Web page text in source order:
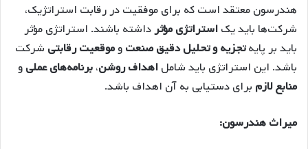
هندرسون معتقد است که برای موفقیت در رقابت استراتژیک،
شرکت‌ها باید یکاستراتژی مؤثرداشته باشند. استراتژی مؤثر
باید بر پایهتجزیه و تحلیل دقیق صنعتوموقعیت رقابتی شرکت
باشد. این استراتژی باید شاملاهداف روشن،برنامه‌های عملیو
منابع لازم برای دستیابی به آن اهداف باشد.
میراث هندرسون: